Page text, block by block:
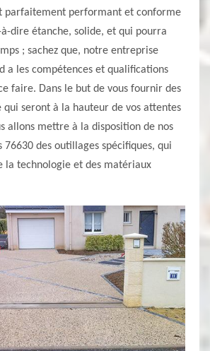
parfaitement performant et conforme
à-dire étanche, solide, et qui pourra
; sachez que, notre entreprise
a les compétences et qualifications
faire. Dans le but de vous fournir des
seront à la hauteur de vos attentes
allons mettre à la disposition de nos
76630 des outillages spécifiques, qui
la technologie et des matériaux